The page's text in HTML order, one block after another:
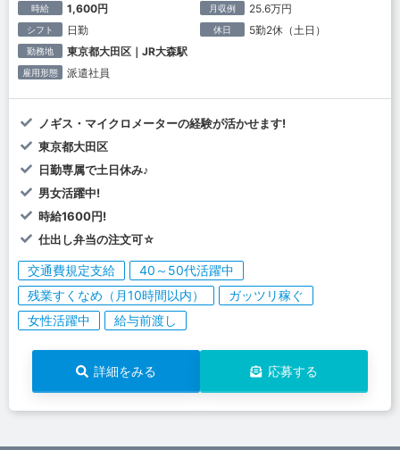
時給 1,600円 月収例 25.6万円
シフト 日勤 休日 5勤2休（土日）
勤務地 東京都大田区｜JR大森駅
雇用形態 派遣社員
ノギス・マイクロメーターの経験が活かせます!
東京都大田区
日勤専属で土日休み♪
男女活躍中!
時給1600円!
仕出し弁当の注文可☆
交通費規定支給
40～50代活躍中
残業すくなめ（月10時間以内）
ガッツリ稼ぐ
女性活躍中
給与前渡し
詳細をみる 応募する